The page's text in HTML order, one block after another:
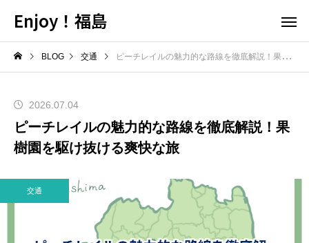
Enjoy！福島
BLOG 交通 ピーチレイルの魅力的な路線を徹底解説！果樹園を駆け抜ける爽快な旅
2026.07.04
ピーチレイルの魅力的な路線を徹底解説！果
樹園を駆け抜ける爽快な旅
交通